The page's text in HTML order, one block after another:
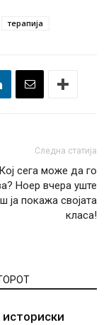
терапија
Следна статија
Кој сега може да го
Ноер вчера уште
ја покажа својата
класа!